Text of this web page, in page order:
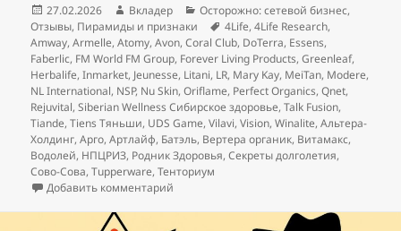
Опубликовано
27.02.2026 Автор
Вкладер Рубрики
Осторожно: сетевой бизнес,
Отзывы, Пирамиды и признаки Метки
4Life,4Life Research,
Amway,Armelle,Atomy,Avon,Coral Club, DoTerra, Essens,
Faberlic, FM World FM Group, Forever Living Products,Greenleaf,
Herbalife,Inmarket, Jeunesse, Litani, LR, Mary Kay, MeiTan, Modere,
NL International, NSP, Nu Skin,Oriflame, Perfect Organics,Qnet,
Rejuvital,Siberian Wellness Сибирское здоровье,Talk Fusion,
Tiande,Tiens Тяньши, UDS Game,Vilavi,Vision,Winalite,Альтера-
Холдинг,Арго,Артлайф, Батэль, Вертера органик, Витамакс,
Водолей, НПЦРИЗ, Родник Здоровья,Секреты долголетия,
Сово-Сова,Тupperware,Тенториум
Добавить комментарий